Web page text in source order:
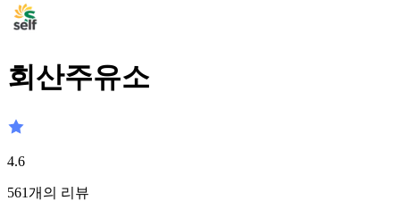
회산주유소
4.6
561개의 리뷰